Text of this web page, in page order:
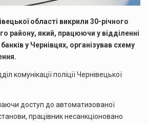
області викрили 30-річного
району, який, працюючи у відділенні
у Чернівцях, організував схему
комунікації поліції Чернівецької
доступ до автоматизованої
працівник несанкціоновано